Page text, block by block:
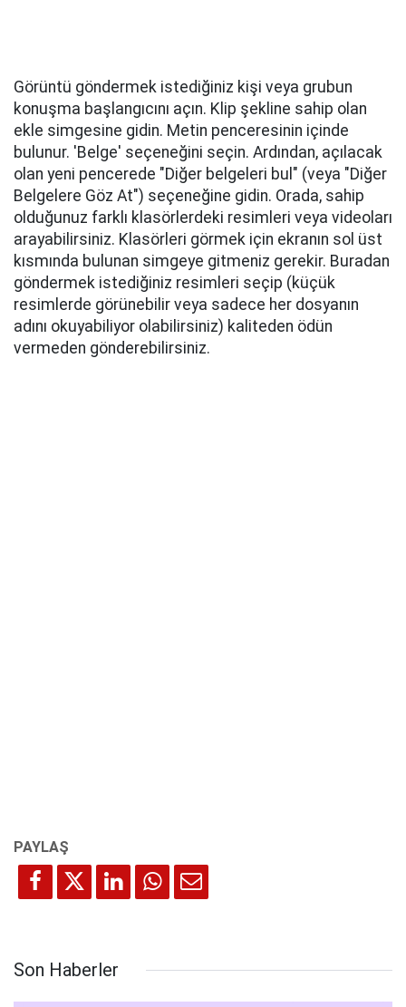
Görüntü göndermek istediğiniz kişi veya grubun
konuşma başlangıcını açın. Klip şekline sahip olan
ekle simgesine gidin. Metin penceresinin içinde
bulunur. 'Belge' seçeneğini seçin. Ardından, açılacak
olan yeni pencerede "Diğer belgeleri bul" (veya "Diğer
Belgelere Göz At") seçeneğine gidin. Orada, sahip
olduğunuz farklı klasörlerdeki resimleri veya videoları
arayabilirsiniz. Klasörleri görmek için ekranın sol üst
kısmında bulunan simgeye gitmeniz gerekir. Buradan
göndermek istediğiniz resimleri seçip (küçük
resimlerde görünebilir veya sadece her dosyanın
adını okuyabiliyor olabilirsiniz) kaliteden ödün
vermeden gönderebilirsiniz.
Son Haberler